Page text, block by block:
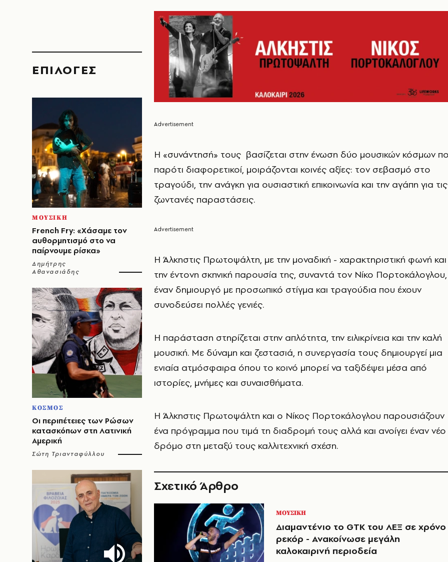
EΠΙΛΟΓΈΣ
ΜΟΥΣΙΚΗ
French Fry: «Χάσαμε τον
αυθορμητισμό στο να
παίρνουμε ρίσκα»
Δημήτρης
Αθανασιάδης
ΚΟΣΜΟΣ
Οι περιπέτειες των Ρώσων
κατασκόπων στη Λατινική
Αμερική
Σώτη Τριανταφύλλου
Η «συνάντησή» τους βασίζεται στην ένωση δύο μουσικών κόσμων
παρότι διαφορετικοί, μοιράζονται κοινές αξίες: τον σεβασμό στο
τραγούδι, την ανάγκη για ουσιαστική επικοινωνία και την αγάπη για τις
ζωντανές παραστάσεις.
Η Άλκηστις Πρωτοψάλτη, με την μοναδική - χαρακτηριστική φωνή και
την έντονη σκηνική παρουσία της, συναντά τον Νίκο Πορτοκάλογλου,
έναν δημιουργό με προσωπικό στίγμα και τραγούδια που έχουν
συνοδεύσει πολλές γενιές.
Η παράσταση στηρίζεται στην απλότητα, την ειλικρίνεια και την καλή
μουσική. Με δύναμη και ζεστασιά, η συνεργασία τους δημιουργεί μια
ενιαία ατμόσφαιρα όπου το κοινό μπορεί να ταξιδέψει μέσα από
ιστορίες, μνήμες και συναισθήματα.
Η Άλκηστις Πρωτοψάλτη και ο Νίκος Πορτοκάλογλου παρουσιάζουν
ένα πρόγραμμα που τιμά τη διαδρομή τους αλλά και ανοίγει έναν νέο
δρόμο στη μεταξύ τους καλλιτεχνική σχέση.
Σχετικό Άρθρο
ΜΟΥΣΙΚΗ
Διαμαντένιο το GTK του ΛΕΞ σε χρόνο
ρεκόρ - Ανακοίνωσε μεγάλη
καλοκαιρινή περιοδεία